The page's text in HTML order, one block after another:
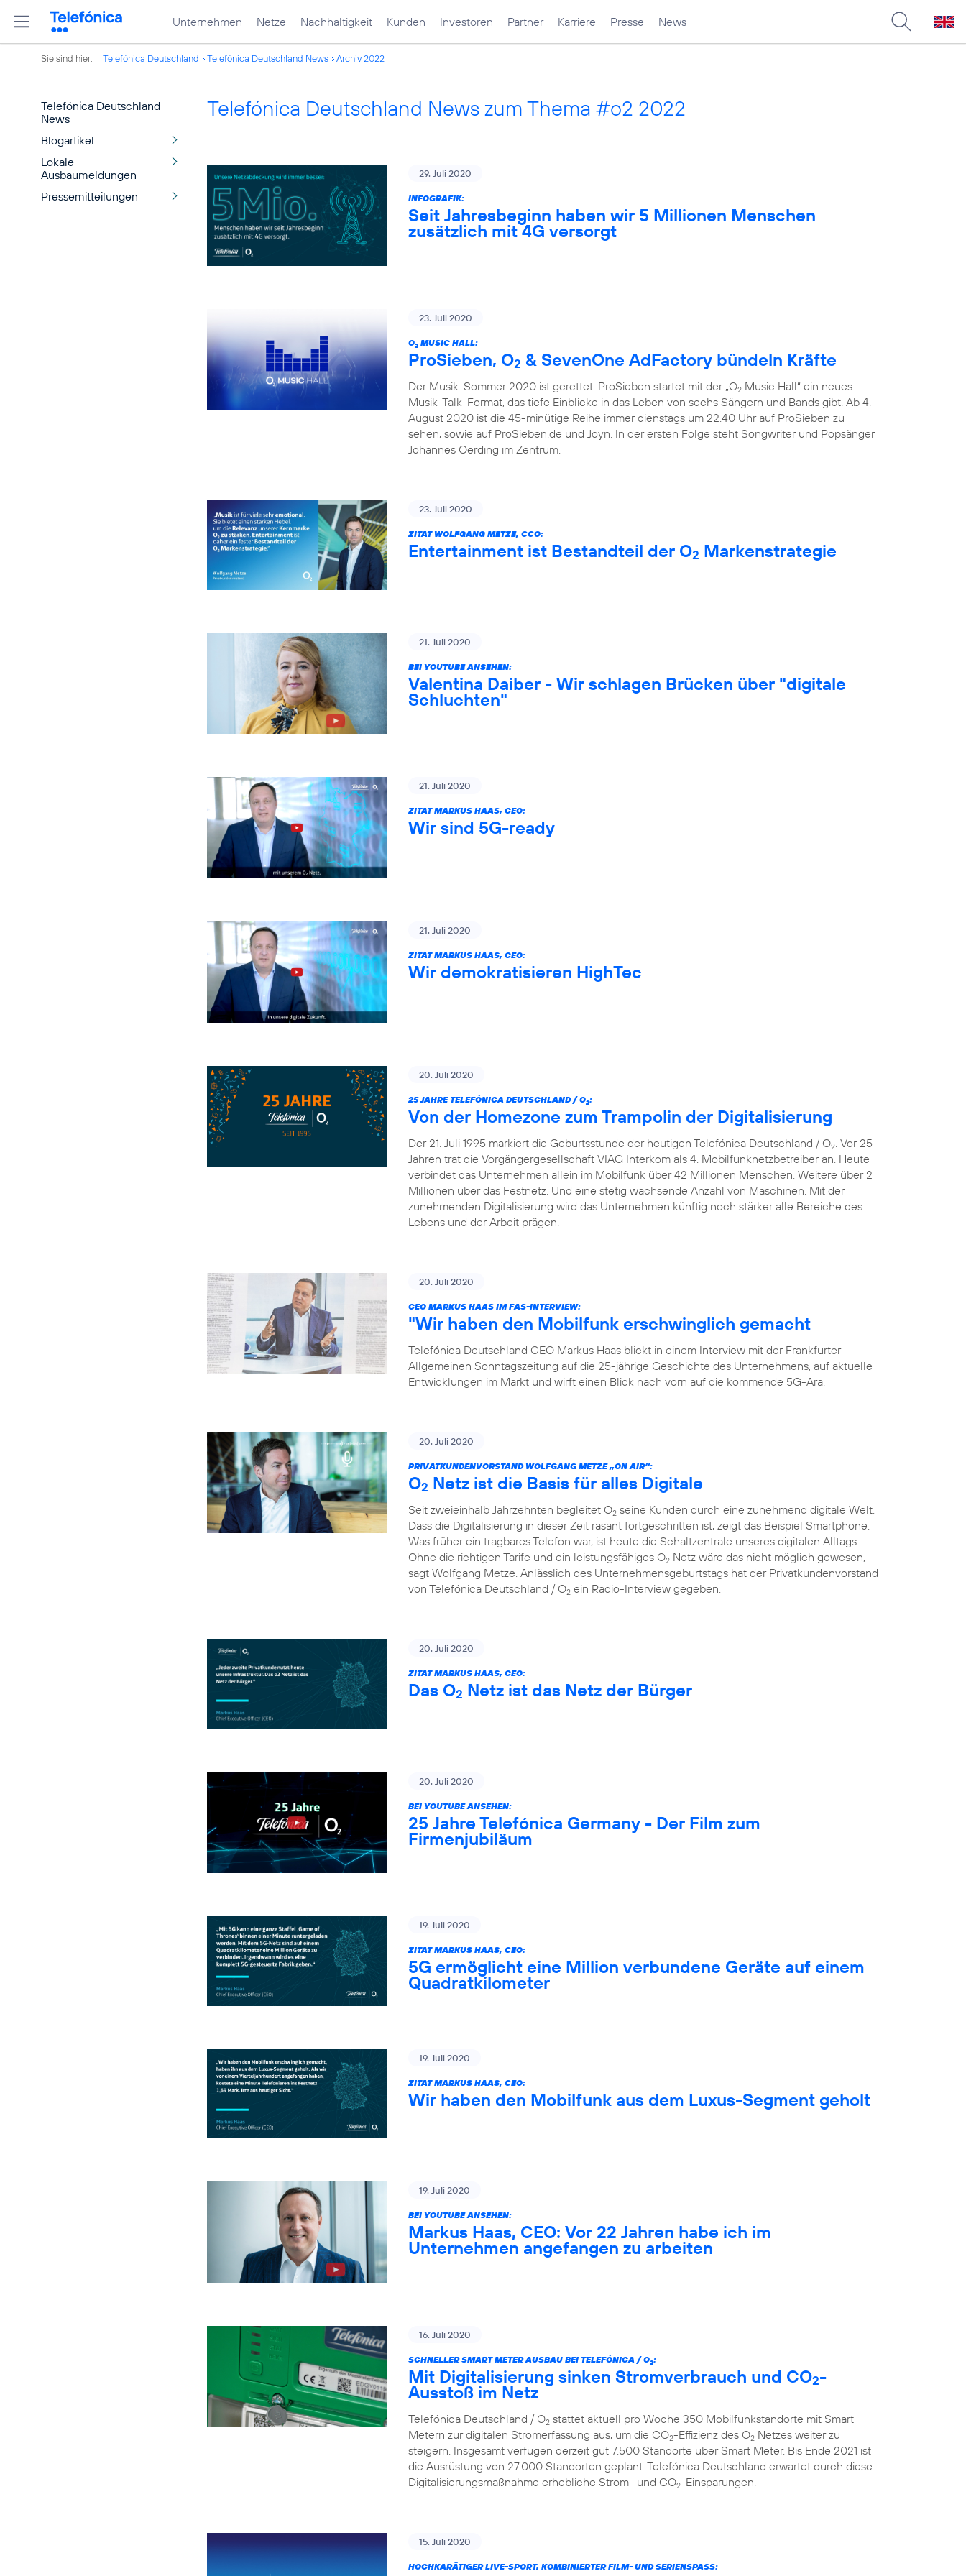
Unternehmen Netze Nachhaltigkeit Kunden Investoren Partner Karriere Presse News
Sie sind hier: Telefónica Deutschland Telefónica Deutschland News Archiv 2022
Telefónica Deutschland
News
Blogartikel
Lokale
Ausbaumeldungen
Pressemitteilungen
Telefónica Deutschland News zum Thema #o2 2022
29. Juli 2020
INFOGRAFIK:
Seit Jahresbeginn haben wir 5 Millionen Menschen
zusätzlich mit 4G versorgt
23. Juli 2020
O2 MUSIC HALL:
ProSieben, O2 & SevenOne AdFactory bündeln Kräfte
Der Musik-Sommer 2020 ist gerettet. ProSieben startet mit der „O2 Music Hall“ ein neues
Musik-Talk-Format, das tiefe Einblicke in das Leben von sechs Sängern und Bands gibt. Ab 4.
August 2020 ist die 45-minütige Reihe immer dienstags um 22.40 Uhr auf ProSieben zu
sehen, sowie auf ProSieben.de und Joyn. In der ersten Folge steht Songwriter und Popsänger
Johannes Oerding im Zentrum.
23. Juli 2020
ZITAT WOLFGANG METZE, CCO:
Entertainment ist Bestandteil der O2 Markenstrategie
21. Juli 2020
BEI YOUTUBE ANSEHEN:
Valentina Daiber - Wir schlagen Brücken über "digitale
Schluchten"
21. Juli 2020
ZITAT MARKUS HAAS, CEO:
Wir sind 5G-ready
21. Juli 2020
ZITAT MARKUS HAAS, CEO:
Wir demokratisieren HighTec
20. Juli 2020
25 JAHRE TELEFÓNICA DEUTSCHLAND / O2:
Von der Homezone zum Trampolin der Digitalisierung
Der 21. Juli 1995 markiert die Geburtsstunde der heutigen Telefónica Deutschland / O2 . Vor 25
Jahren trat die Vorgängergesellschaft VIAG Interkom als 4. Mobilfunknetzbetreiber an. Heute
verbindet das Unternehmen allein im Mobilfunk über 42 Millionen Menschen. Weitere über 2
Millionen über das Festnetz. Und eine stetig wachsende Anzahl von Maschinen. Mit der
zunehmenden Digitalisierung wird das Unternehmen künftig noch stärker alle Bereiche des
Lebens und der Arbeit prägen.
20. Juli 2020
CEO MARKUS HAAS IM FAS-INTERVIEW:
"Wir haben den Mobilfunk erschwinglich gemacht
Telefónica Deutschland CEO Markus Haas blickt in einem Interview mit der Frankfurter
Allgemeinen Sonntagszeitung auf die 25-jährige Geschichte des Unternehmens, auf aktuelle
Entwicklungen im Markt und wirft einen Blick nach vorn auf die kommende 5G-Ära.
20. Juli 2020
PRIVATKUNDENVORSTAND WOLFGANG METZE „ON AIR“:
O2 Netz ist die Basis für alles Digitale
Seit zweieinhalb Jahrzehnten begleitet O2 seine Kunden durch eine zunehmend digitale Welt.
Dass die Digitalisierung in dieser Zeit rasant fortgeschritten ist, zeigt das Beispiel Smartphone:
Was früher ein tragbares Telefon war, ist heute die Schaltzentrale unseres digitalen Alltags.
Ohne die richtigen Tarife und ein leistungsfähiges O2 Netz wäre das nicht möglich gewesen,
sagt Wolfgang Metze. Anlässlich des Unternehmensgeburtstags hat der Privatkundenvorstand
von Telefónica Deutschland / O2 ein Radio-Interview gegeben.
20. Juli 2020
ZITAT MARKUS HAAS, CEO:
Das O2 Netz ist das Netz der Bürger
20. Juli 2020
BEI YOUTUBE ANSEHEN:
25 Jahre Telefónica Germany - Der Film zum
Firmenjubiläum
19. Juli 2020
ZITAT MARKUS HAAS, CEO:
5G ermöglicht eine Million verbundene Geräte auf einem
Quadratkilometer
19. Juli 2020
ZITAT MARKUS HAAS, CEO:
Wir haben den Mobilfunk aus dem Luxus-Segment geholt
19. Juli 2020
BEI YOUTUBE ANSEHEN:
Markus Haas, CEO: Vor 22 Jahren habe ich im
Unternehmen angefangen zu arbeiten
16. Juli 2020
SCHNELLER SMART METER AUSBAU BEI TELEFÓNICA / O2:
Mit Digitalisierung sinken Stromverbrauch und CO2-
Ausstoß im Netz
Telefónica Deutschland / O2 stattet aktuell pro Woche 350 Mobilfunkstandorte mit Smart
Metern zur digitalen Stromerfassung aus, um die CO2-Effizienz des O2 Netzes weiter zu
steigern. Insgesamt verfügen derzeit gut 7.500 Standorte über Smart Meter. Bis Ende 2021 ist
die Ausrüstung von 27.000 Standorten geplant. Telefónica Deutschland erwartet durch diese
Digitalisierungsmaßnahme erhebliche Strom- und CO2-Einsparungen.
15. Juli 2020
HOCHKARÄTIGER LIVE-SPORT, KOMBINIERTER FILM- UND SERIENSPASS: